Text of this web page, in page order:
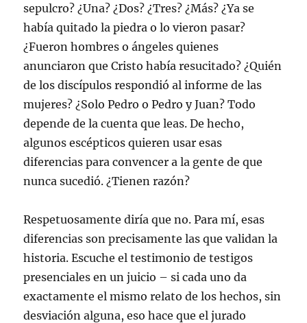
sepulcro? ¿Una? ¿Dos? ¿Tres? ¿Más? ¿Ya se
había quitado la piedra o lo vieron pasar?
¿Fueron hombres o ángeles quienes
anunciaron que Cristo había resucitado? ¿Quién
de los discípulos respondió al informe de las
mujeres? ¿Solo Pedro o Pedro y Juan? Todo
depende de la cuenta que leas. De hecho,
algunos escépticos quieren usar esas
diferencias para convencer a la gente de que
nunca sucedió. ¿Tienen razón?
Respetuosamente diría que no. Para mí, esas
diferencias son precisamente las que validan la
historia. Escuche el testimonio de testigos
presenciales en un juicio – si cada uno da
exactamente el mismo relato de los hechos, sin
desviación alguna, eso hace que el jurado